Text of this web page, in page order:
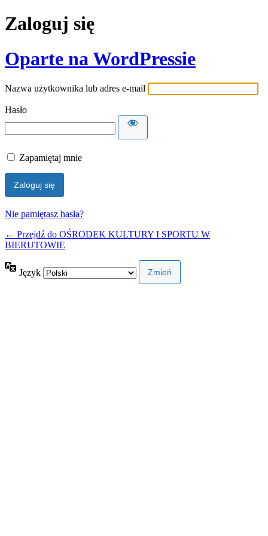
Zaloguj się
Oparte na WordPressie
Nazwa użytkownika lub adres e-mail
Hasło
Zapamiętaj mnie
Nie pamiętasz hasła?
← Przejdź do OŚRODEK KULTURY I SPORTU W
BIERUTOWIE
Język